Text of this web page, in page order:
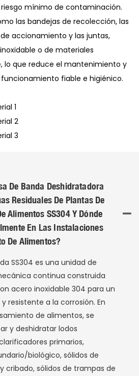
mínimo de contaminación.
las bandejas de recolección, las
accionamiento y las juntas,
o de materiales
lo que reduce el mantenimiento y
fiable e higiénico.
1
2
3
De Banda Deshidratadora
Residuales De Plantas De
Alimentos SS304 Y Dónde
En Las Instalaciones
De Alimentos?
SS304 es una unidad de
continua construida
acero inoxidable 304 para un
resistente a la corrosión. En
de alimentos, se
y deshidratar lodos
primarios,
biológico, sólidos de
cribado, sólidos de trampas de